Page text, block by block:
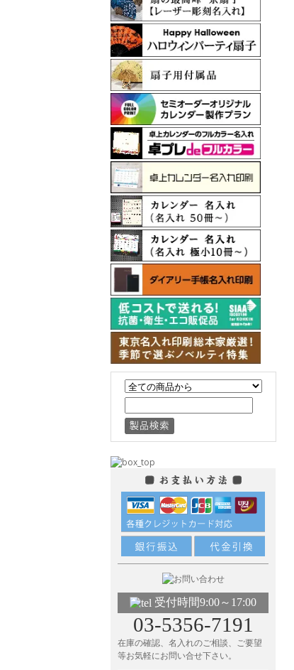
受付時間9:00～17:00
03-5356-7191
在庫の確認、名入れのご相談、ご要望
等お気軽にお問い合せ下さい。